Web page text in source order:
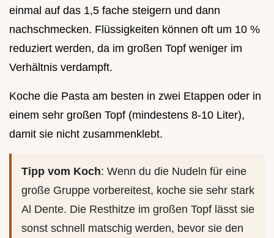
einmal auf das 1,5 fache steigern und dann
nachschmecken. Flüssigkeiten können oft um 10 %
reduziert werden, da im großen Topf weniger im
Verhältnis verdampft.
Koche die Pasta am besten in zwei Etappen oder in
einem sehr großen Topf (mindestens 8-10 Liter),
damit sie nicht zusammenklebt.
Tipp vom Koch: Wenn du die Nudeln für eine
große Gruppe vorbereitest, koche sie sehr stark
Al Dente. Die Resthitze im großen Topf lässt sie
sonst schnell matschig werden, bevor sie den